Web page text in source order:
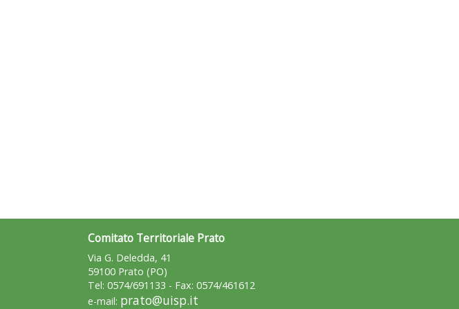
Comitato Territoriale Prato
Via G. Deledda, 41
59100 Prato (PO)
Tel: 0574/691133 - Fax: 0574/461612
e-mail: prato@uisp.it